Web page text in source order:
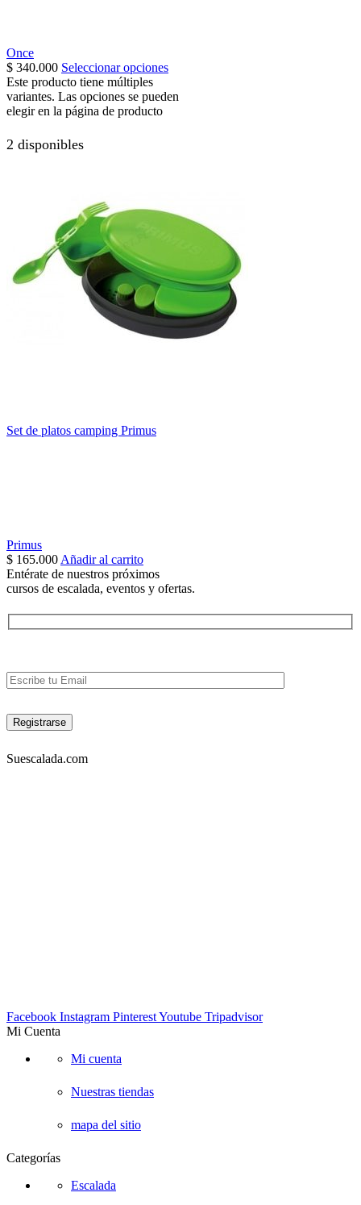
Once
$ 340.000 Seleccionar opciones
Este producto tiene múltiples
variantes. Las opciones se pueden
elegir en la página de producto
2 disponibles
Set de platos camping Primus
Primus
$ 165.000 Añadir al carrito
Entérate de nuestros próximos
cursos de escalada, eventos y ofertas.
Suescalada.com
Facebook Instagram PinterestYoutube Tripadvisor
Mi Cuenta
Mi cuenta
Nuestras tiendas
mapa del sitio
Categorías
Escalada